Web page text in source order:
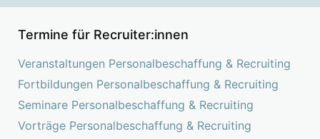
Termine für Recruiter:innen
Veranstaltungen Personalbeschaffung & Recruiting
Fortbildungen Personalbeschaffung & Recruiting
Seminare Personalbeschaffung & Recruiting
Vorträge Personalbeschaffung & Recruiting